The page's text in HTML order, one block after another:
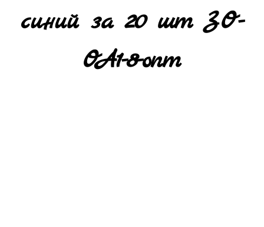
синий за 20 шт ЗО-
ОА1-8-опт